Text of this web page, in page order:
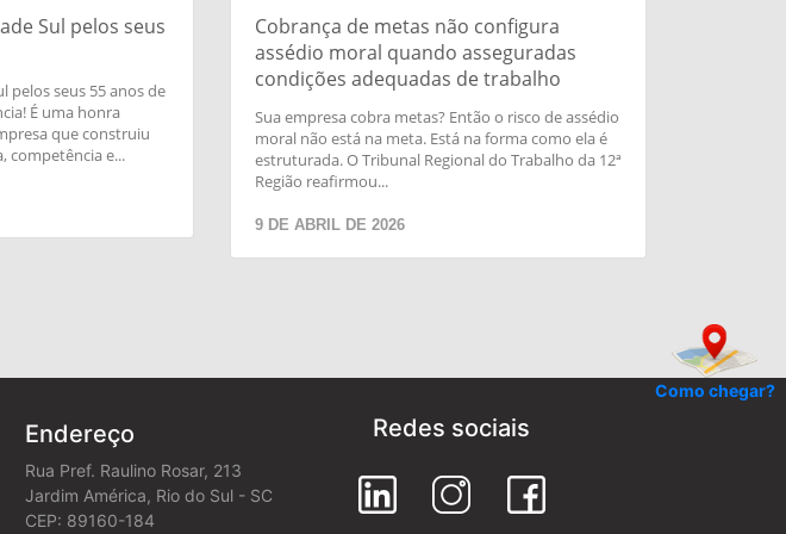
Sul pelos seus
pelos seus 55 anos de
É uma honra
que construiu
competência e...
Cobrança de metas não configura
assédio moral quando asseguradas
condições adequadas de trabalho
Sua empresa cobra metas? Então o risco de assédio
moral não está na meta. Está na forma como ela é
estruturada. O Tribunal Regional do Trabalho da 12ª
Região reafirmou...
9 DE ABRIL DE 2026
Como chegar?
Endereço
Rua Pref. Raulino Rosar, 213
Jardim América, Rio do Sul - SC
CEP: 89160-184
Redes sociais